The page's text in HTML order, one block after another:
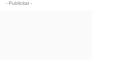
- Publicitat -